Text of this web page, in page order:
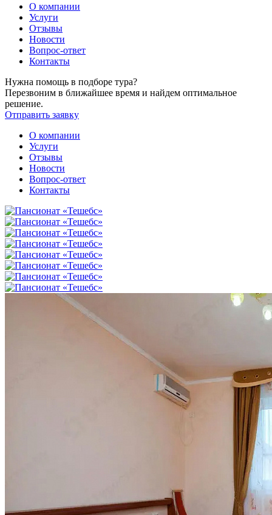
О компании
Услуги
Отзывы
Новости
Вопрос-ответ
Контакты
Нужна помощь в подборе тура?
Перезвоним в ближайшее время и найдем оптимальное
решение.
Отправить заявку
О компании
Услуги
Отзывы
Новости
Вопрос-ответ
Контакты